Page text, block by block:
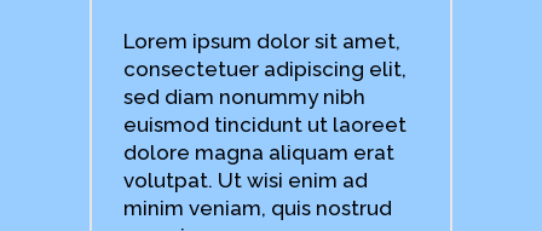
Lorem ipsum dolor sit amet,
consectetuer adipiscing elit,
sed diam nonummy nibh
euismod tincidunt ut laoreet
dolore magna aliquam erat
volutpat. Ut wisi enim ad
minim veniam, quis nostrud